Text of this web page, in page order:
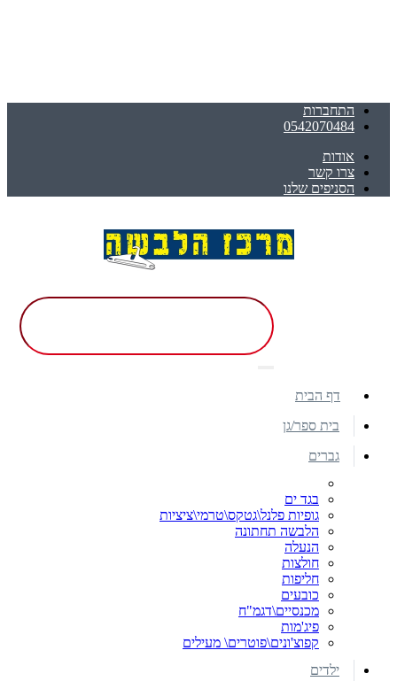
התחברות
0542070484
אודות
צרו קשר
הסניפים שלנו
דף הבית
בית ספר/גן
גברים
בגד ים
גופיות פלנל\גטקס\טרמי\ציציות
הלבשה תחתונה
הנעלה
חולצות
חליפות
כובעים
מכנסיים\דגמ"ח
פיג'מות
קפוצ'ונים\פוטרים\ מעילים
ילדים